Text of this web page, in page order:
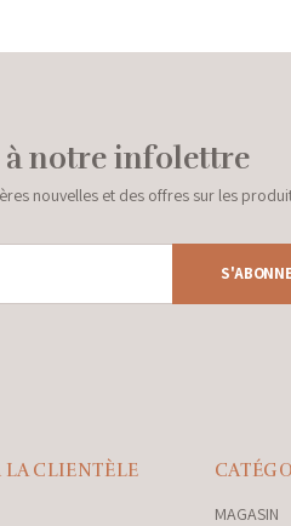
notre infolettre
nouvelles et des offres sur les
LA CLIENTÈLE
MAGASIN